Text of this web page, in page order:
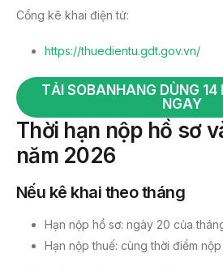
Cổng kê khai điện tử:
https://thuedientu.gdt.gov.vn/
TẢI SOBANHANG DÙNG 14
NGAY
Thời hạn nộp hồ sơ
năm 2026
Nếu kê khai theo tháng
Hạn nộp hồ sơ: ngày 20 của
Hạn nộp thuế: cùng thời điểm